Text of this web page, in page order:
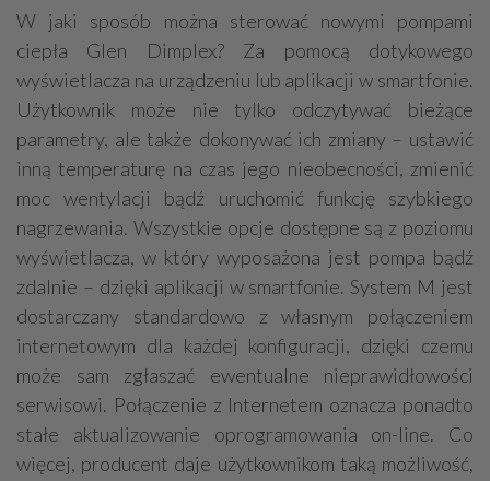
W jaki sposób można sterować nowymi pompami
ciepła Glen Dimplex? Za pomocą dotykowego
wyświetlacza na urządzeniu lub aplikacji w smartfonie.
Użytkownik może nie tylko odczytywać bieżące
parametry, ale także dokonywać ich zmiany – ustawić
inną temperaturę na czas jego nieobecności, zmienić
moc wentylacji bądź uruchomić funkcję szybkiego
nagrzewania. Wszystkie opcje dostępne są z poziomu
wyświetlacza, w który wyposażona jest pompa bądź
zdalnie – dzięki aplikacji w smartfonie. System M jest
dostarczany standardowo z własnym połączeniem
internetowym dla każdej konfiguracji, dzięki czemu
może sam zgłaszać ewentualne nieprawidłowości
serwisowi. Połączenie z Internetem oznacza ponadto
stałe aktualizowanie oprogramowania on-line. Co
więcej, producent daje użytkownikom taką możliwość,